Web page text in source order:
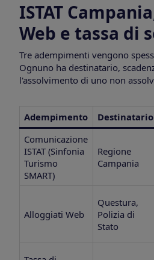
ISTAT
Web e tassa di
Tre adempimenti vengono
Ognuno ha destinatario,
l'assolvimento di uno non
Adempimento Destinatario
Comunicazione
ISTAT (Sinfonia
Turismo
SMART)
Regione
Campania
Alloggiati Web
Questura,
Polizia di
Stato